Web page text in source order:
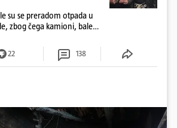
su se preradom otpada u
zbog čega kamioni, bale
22 138